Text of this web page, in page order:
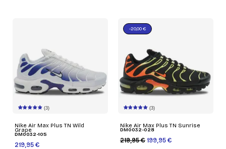
(3)
Nike Air Max Plus TN Wild
Grape
DM0032-105
219,95 €
(3)
Nike Air Max Plus TN Sunrise
DM0032-028
219,95 € 199,95 €
-20,00 €